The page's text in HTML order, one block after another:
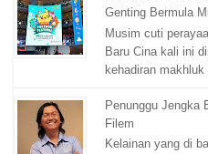
Genting Bermula
Musim cuti
Baru Cina kali ini
kehadiran makhluk
Penunggu Jengka
Filem
Kelainan yang di